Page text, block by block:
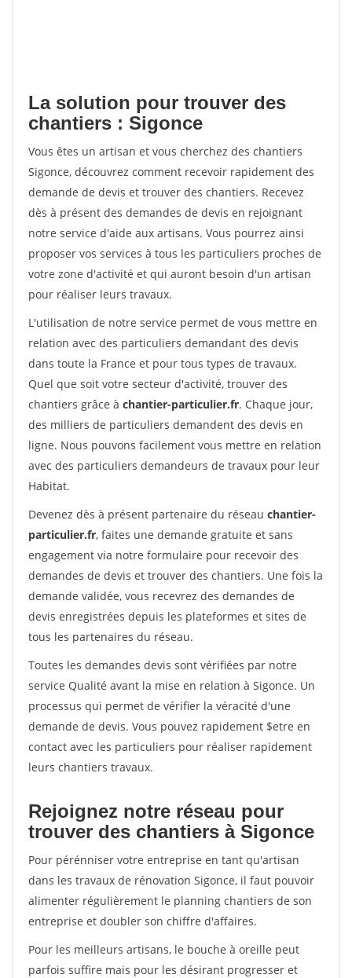
La solution pour trouver des
chantiers : Sigonce
Vous êtes un artisan et vous cherchez des chantiers
Sigonce, découvrez comment recevoir rapidement des
demande de devis et trouver des chantiers. Recevez
dès à présent des demandes de devis en rejoignant
notre service d'aide aux artisans. Vous pourrez ainsi
proposer vos services à tous les particuliers proches de
votre zone d'activité et qui auront besoin d'un artisan
pour réaliser leurs travaux.
L'utilisation de notre service permet de vous mettre en
relation avec des particuliers demandant des devis
dans toute la France et pour tous types de travaux.
Quel que soit votre secteur d'activité, trouver des
chantiers grâce à chantier-particulier.fr. Chaque jour,
des milliers de particuliers demandent des devis en
ligne. Nous pouvons facilement vous mettre en relation
avec des particuliers demandeurs de travaux pour leur
Habitat.
Devenez dès à présent partenaire du réseau chantier-
particulier.fr, faites une demande gratuite et sans
engagement via notre formulaire pour recevoir des
demandes de devis et trouver des chantiers. Une fois la
demande validée, vous recevrez des demandes de
devis enregistrées depuis les plateformes et sites de
tous les partenaires du réseau.
Toutes les demandes devis sont vérifiées par notre
service Qualité avant la mise en relation à Sigonce. Un
processus qui permet de vérifier la véracité d'une
demande de devis. Vous pouvez rapidement $etre en
contact avec les particuliers pour réaliser rapidement
leurs chantiers travaux.
Rejoignez notre réseau pour
trouver des chantiers à Sigonce
Pour pérénniser votre entreprise en tant qu'artisan
dans les travaux de rénovation Sigonce, il faut pouvoir
alimenter régulièrement le planning chantiers de son
entreprise et doubler son chiffre d'affaires.
Pour les meilleurs artisans, le bouche à oreille peut
parfois suffire mais pour les désirant progresser et